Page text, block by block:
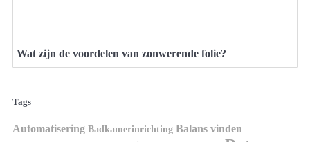
Wat zijn de voordelen van zonwerende folie?
Tags
Automatisering Badkamerinrichting Balans vinden